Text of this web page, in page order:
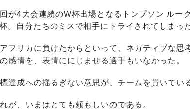
が4大会連続のW杯出場となるトンプソン ルー
。自分たちのミスで相手にトライされてしまっ
フリカに負けたからといって、ネガティブな思
感情を、表情ににじませる選手もいなかった。
達成への揺るぎない意思が、チームを貫いてい
が、いまはとても頼もしいのである。